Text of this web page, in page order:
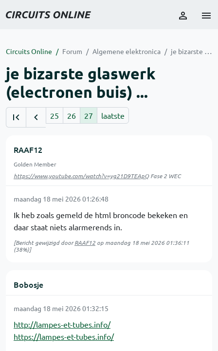
Circuits Online Forum Algemene elektronica je bizarste glaswerk (electronen buis) ...
je bizarste glaswerk
(electronen buis) ...
25 26 27 laatste
RAAF12
Golden Member
https://www.youtube.com/watch?v=yg21D9TEApQFase 2 WEC
maandag 18 mei 2026 01:26:48
Ik heb zoals gemeld de html broncode bekeken en
daar staat niets alarmerends in.
[Bericht gewijzigd doorRAAF12 op maandag 18 mei 2026 01:36:11
(38%)]
Bobosje
maandag 18 mei 2026 01:32:15
http://lampes-et-tubes.info/
https://lampes-et-tubes.info/